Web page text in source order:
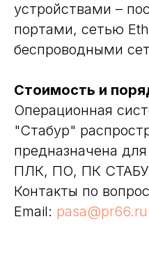
устройствами –
портами, сетью
беспроводными
Стоимость и
Операционная
"Стабур"
предназначена
ПЛК, ПО, ПК
Контакты по
Email: pasa@pr66.ru